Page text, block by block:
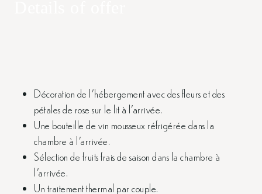
Décoration de l’hébergement avec des fleurs et des
pétales de rose sur le lit à l’arrivée.
Une bouteille de vin mousseux réfrigérée dans la
chambre à l’arrivée.
Sélection de fruits frais de saison dans la chambre à
l’arrivée.
Un traitement thermal par couple.